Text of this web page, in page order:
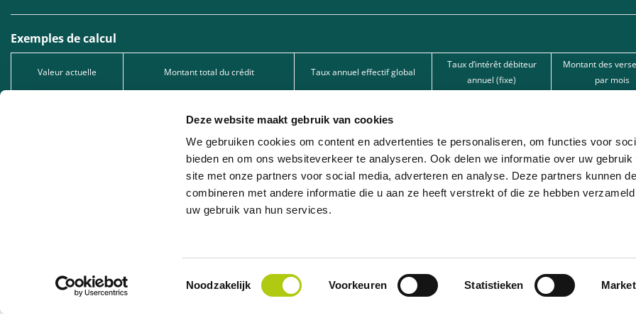
Deze website maakt gebruik van cookies
We gebruiken cookies om content en advertenties te personaliseren, om functies voor
bieden en om ons websiteverkeer te analyseren. Ook delen we informatie over uw gebruik
site met onze partners voor social media, adverteren en analyse. Deze partners kunnen
combineren met andere informatie die u aan ze heeft verstrekt of die ze hebben
uw gebruik van hun services.
Toestemmingsselectie
Noodzakelijk Voorkeuren Statistieken
Exemples de calcul
Valeur actuelle Montant total du crédit Taux annuel effectif global
Taux d’intérêt débiteur
annuel (fixe)
Montant des
par mois
2.549,00 € 15,50%
5.049,00 €
Type de crédit : Prêt à tempérament, sous réserve d’acceptation de votre demande par l’une de nos banques partenaires. Intermédiaire de crédit (agent à
1005.528.130, immatriculée auprès de la FSMA.
Leasing professionnel : Nous proposons du leasing professionnel en collaboration avec différentes sociétés de leasing partenaires. Cette option est réservée